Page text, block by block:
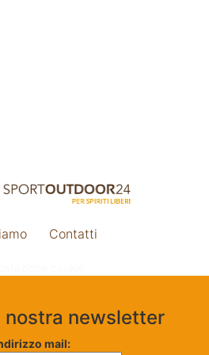
Contatti
nostra newsletter
mail: